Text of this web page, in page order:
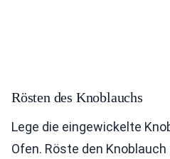
Rösten des Knoblauchs
Lege die eingewickelte
Ofen. Röste den